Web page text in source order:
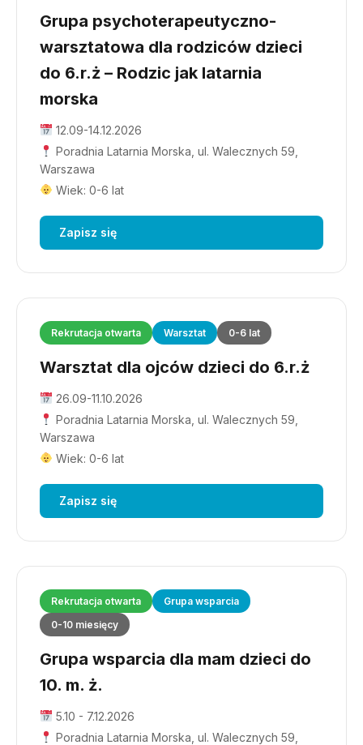
Grupa psychoterapeutyczno-
warsztatowa dla rodziców dzieci
do 6.r.ż – Rodzic jak latarnia
morska
12.09-14.12.2026
Poradnia Latarnia Morska, ul. Walecznych 59,
Warszawa
Wiek: 0-6 lat
Zapisz się
Rekrutacja otwarta Warsztat 0-6 lat
Warsztat dla ojców dzieci do 6.r.ż
26.09-11.10.2026
Poradnia Latarnia Morska, ul. Walecznych 59,
Warszawa
Wiek: 0-6 lat
Zapisz się
Rekrutacja otwarta
Grupa wsparcia
0-10 miesięcy
Grupa wsparcia dla mam dzieci do
10. m. ż.
5.10 - 7.12.2026
Poradnia Latarnia Morska, ul. Walecznych 59,